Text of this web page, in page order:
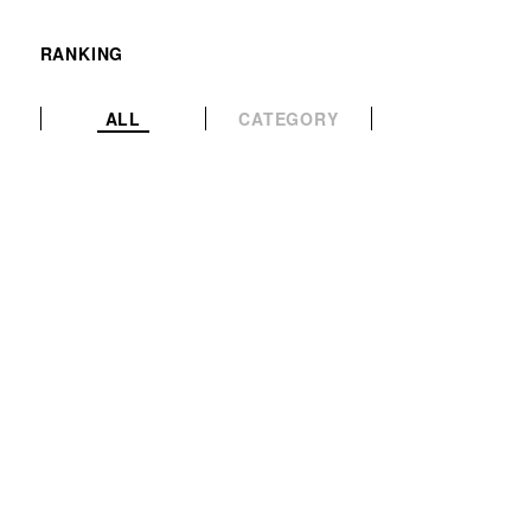
RANKING
ALL CATEGORY